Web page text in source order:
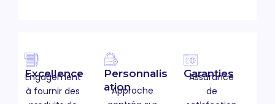
Excellence
Engagement
à fournir des
Personnalis
ation
Approche
Garanties
Assurance
de